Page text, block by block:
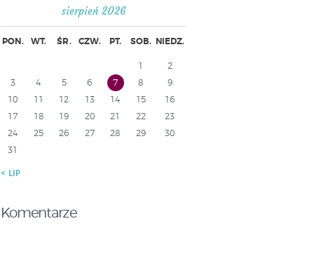
sierpień 2026
PON. WT. ŚR. CZW. PT. SOB. NIEDZ.
1
2
3
4 5 6 7 8
9
10
11 12 13 14 15
16
17
18 19 20 21 22
23
24
25 26 27 28 29
30
31
« LIP
Komentarze